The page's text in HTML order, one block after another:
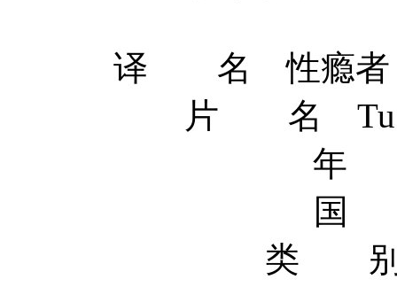
译 名 性瘾者 /
片 名 Tu
年
国
类 别